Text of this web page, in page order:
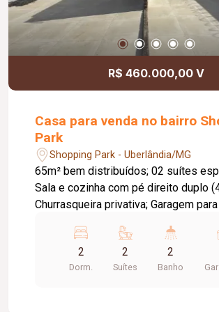
R$ 460.000,00 V
Casa para venda no bairro
Park
Shopping Park - Uberlândia/MG
65m² bem distribuídos; 02 suítes
Sala e cozinha com pé direito duplo
Churrasqueira privativa; Garagem
Tipo A e fachada em estilo madeirado. Terreno
300m² (150m² por casa). A 05
Una e Uberlândia Shopping. A 02
2
Dorm.
2
Suítes
2
Banho